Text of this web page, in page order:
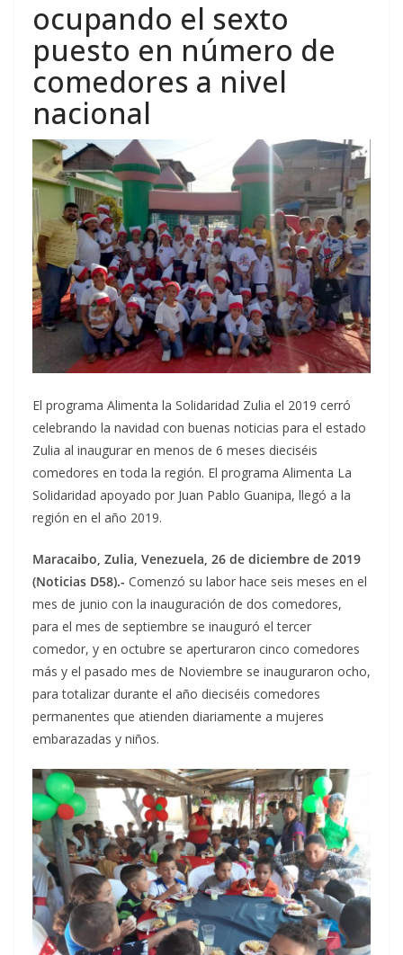
ocupando el sexto
puesto en número de
comedores a nivel
nacional
El programa Alimenta la Solidaridad Zulia el 2019 cerró
celebrando la navidad con buenas noticias para el estado
Zulia al inaugurar en menos de 6 meses dieciséis
comedores en toda la región. El programa Alimenta La
Solidaridad apoyado por Juan Pablo Guanipa, llegó a la
región en el año 2019.
Maracaibo, Zulia, Venezuela, 26 de diciembre de 2019
(Noticias D58).- Comenzó su labor hace seis meses en el
mes de junio con la inauguración de dos comedores,
para el mes de septiembre se inauguró el tercer
comedor, y en octubre se aperturaron cinco comedores
más y el pasado mes de Noviembre se inauguraron ocho,
para totalizar durante el año dieciséis comedores
permanentes que atienden diariamente a mujeres
embarazadas y niños.